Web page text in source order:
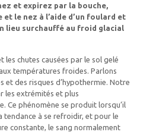
et expirez par la bouche,
le nez à l’aide d’un foulard et
lieu surchauffé au froid glacial
les chutes causées par le sol gelé
températures froides. Parlons
et des risques d’hypothermie. Notre
les extrémités et plus
Ce phénomène se produit lorsqu’il
tendance à se refroidir, et pour le
constante, le sang normalement